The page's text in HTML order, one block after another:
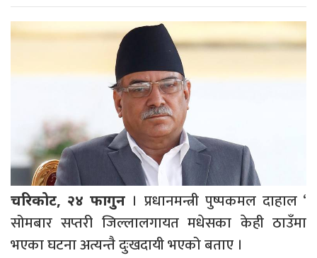
चरिकोट, २४ फागुन । प्रधानमन्त्री पुष्पकमल दाहाल ‘
सोमबार सप्तरी जिल्लालगायत मधेसका केही ठाउँमा
भएका घटना अत्यन्तै दुःखदायी भएको बताए ।